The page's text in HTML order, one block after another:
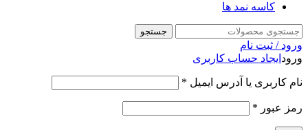
کاسه نمد ها
جستجو
ورود / ثبت نام
ورود ایجاد حساب کاربری
نام کاربری یا آدرس ایمیل *
رمز عبور *